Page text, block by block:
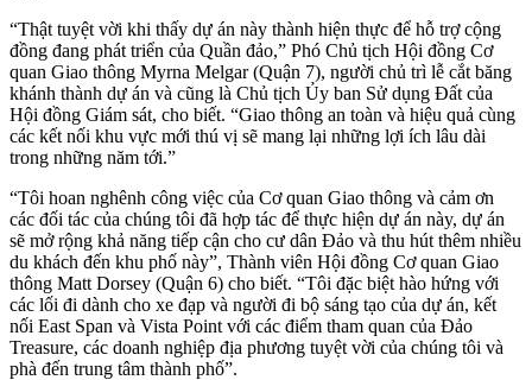
“Thật tuyệt vời khi thấy dự án này thành hiện thực để hỗ trợ cộng
đồng đang phát triển của Quần đảo,” Phó Chủ tịch Hội đồng Cơ
quan Giao thông Myrna Melgar (Quận 7), người chủ trì lễ cắt băng
khánh thành dự án và cũng là Chủ tịch Ủy ban Sử dụng Đất của
Hội đồng Giám sát, cho biết. “Giao thông an toàn và hiệu quả cùng
các kết nối khu vực mới thú vị sẽ mang lại những lợi ích lâu dài
trong những năm tới.”
“Tôi hoan nghênh công việc của Cơ quan Giao thông và cảm ơn
các đối tác của chúng tôi đã hợp tác để thực hiện dự án này, dự án
sẽ mở rộng khả năng tiếp cận cho cư dân Đảo và thu hút thêm nhiều
du khách đến khu phố này”, Thành viên Hội đồng Cơ quan Giao
thông Matt Dorsey (Quận 6) cho biết. “Tôi đặc biệt hào hứng với
các lối đi dành cho xe đạp và người đi bộ sáng tạo của dự án, kết
nối East Span và Vista Point với các điểm tham quan của Đảo
Treasure, các doanh nghiệp địa phương tuyệt vời của chúng tôi và
phà đến trung tâm thành phố”.